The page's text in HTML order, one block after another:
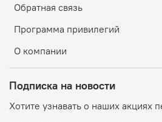
Обратная связь
Программа привилегий
О компании
Подписка на новости
Хотите узнавать о наших акциях